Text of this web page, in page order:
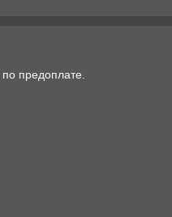
предоплате.